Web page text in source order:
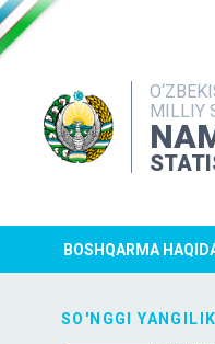
MILLIY
BOSHQARMA
SO'NGGI